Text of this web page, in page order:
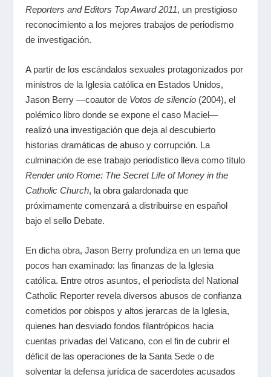
Reporters and Editors Top Award 2011, un prestigioso
reconocimiento a los mejores trabajos de periodismo
de investigación.
A partir de los escándalos sexuales protagonizados por
ministros de la Iglesia católica en Estados Unidos,
Jason Berry —coautor de Votos de silencio (2004), el
polémico libro donde se expone el caso Maciel—
realizó una investigación que deja al descubierto
historias dramáticas de abuso y corrupción. La
culminación de ese trabajo periodístico lleva como título
Render unto Rome: The Secret Life of Money in the
Catholic Church, la obra galardonada que
próximamente comenzará a distribuirse en español
bajo el sello Debate.
En dicha obra, Jason Berry profundiza en un tema que
pocos han examinado: las finanzas de la Iglesia
católica. Entre otros asuntos, el periodista del National
Catholic Reporter revela diversos abusos de confianza
cometidos por obispos y altos jerarcas de la Iglesia,
quienes han desviado fondos filantrópicos hacia
cuentas privadas del Vaticano, con el fin de cubrir el
déficit de las operaciones de la Santa Sede o de
solventar la defensa jurídica de sacerdotes acusados